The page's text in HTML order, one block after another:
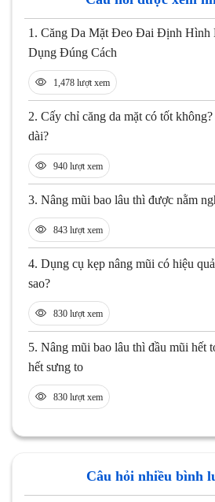
1. Căng Da Mặt Đeo Đai Định Hình
Dụng Đúng Cách
1,478 lượt xem
2. Cấy chỉ căng da mặt có tốt
dài?
940 lượt xem
3. Nâng mũi bao lâu thì được nằm
843 lượt xem
4. Dụng cụ kẹp nâng mũi có hiệu
sao?
830 lượt xem
5. Nâng mũi bao lâu thì đầu mũi hết
hết sưng to
830 lượt xem
Câu hỏi nhiều bình